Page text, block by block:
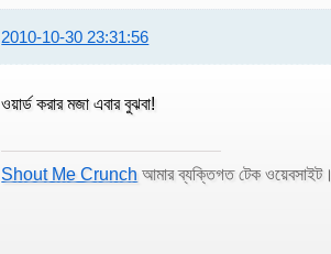
2010-10-30 23:31:56
ওয়ার্ড করার মজা এবার বুঝবা!
Shout Me Crunch আমার ব্যক্তিগত টেক ওয়েবসাইট।